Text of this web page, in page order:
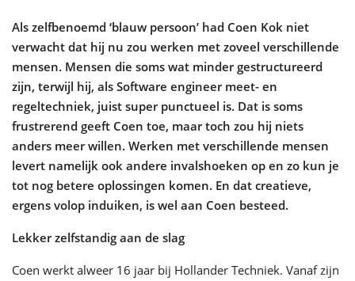
Als zelfbenoemd ‘blauw persoon’ had Coen Kok niet
verwacht dat hij nu zou werken met zoveel verschillende
mensen. Mensen die soms wat minder gestructureerd
zijn, terwijl hij, als Software engineer meet- en
regeltechniek, juist super punctueel is. Dat is soms
frustrerend geeft Coen toe, maar toch zou hij niets
anders meer willen. Werken met verschillende mensen
levert namelijk ook andere invalshoeken op en zo kun je
tot nog betere oplossingen komen. En dat creatieve,
ergens volop induiken, is wel aan Coen besteed.
Lekker zelfstandig aan de slag
Coen werkt alweer 16 jaar bij Hollander Techniek. Vanaf zijn